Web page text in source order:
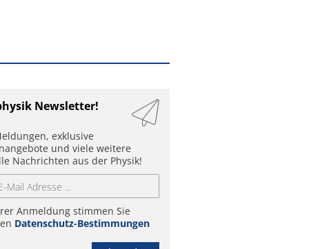
Newsletter!
exklusive
und viele weitere
Nachrichten aus der Physik!
Anmeldung stimmen Sie
Datenschutz-Bestimmungen